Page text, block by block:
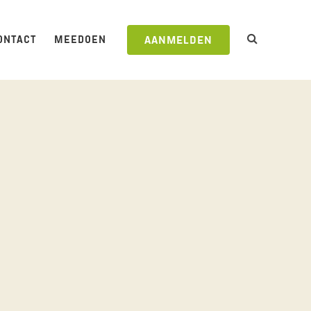
AANMELDEN
MEEDOEN